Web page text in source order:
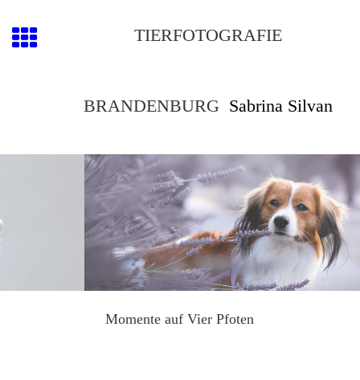
TIERFOTOGRAFIE
BRANDENBURG Sabrina Silvan
Momente auf Vier Pfoten